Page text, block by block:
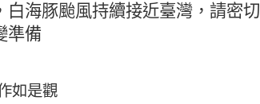
海豚颱風持續接近臺灣，請密切
準備
如是觀